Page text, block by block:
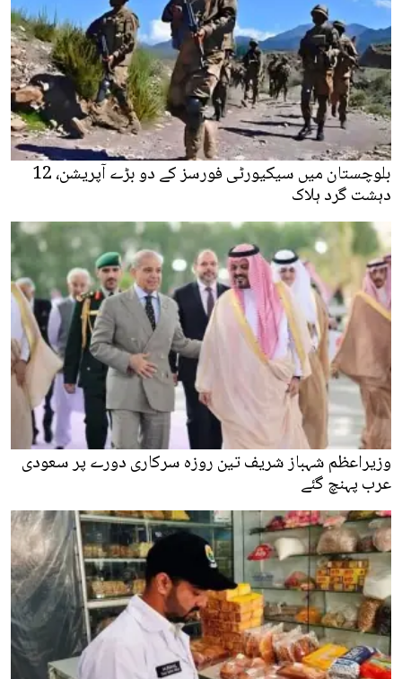
بلوچستان میں سیکیورٹی فورسز کے دو بڑے آپریشن، 12
دہشت گرد ہلاک
وزیراعظم شہباز شریف تین روزہ سرکاری دورے پر سعودی
عرب پہنچ گئے